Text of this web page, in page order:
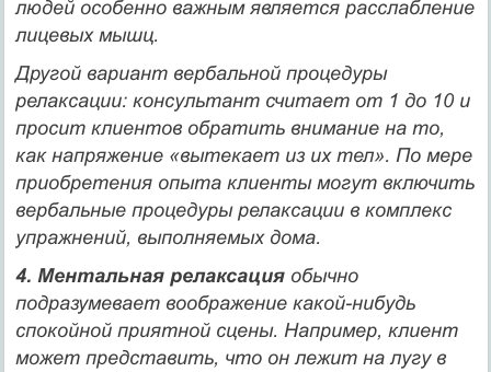
людей особенно важным является расслабление
лицевых мышц.
Другой вариант вербальной процедуры
релаксации: кон­сультант считает от 1 до 10 и
просит клиентов обратить внимание на то,
как напряже­ние «вытекает из их тел». По мере
приобретения опыта клиенты могут включить
вербальные процедуры релакса­ции в комплекс
упражнений, выполняемых дома.
4. Ментальная релаксацияобычно
подразумевает воображение какой-нибудь
спокойной приятной сцены. Например, клиент
может представить, что он лежит на лугу в